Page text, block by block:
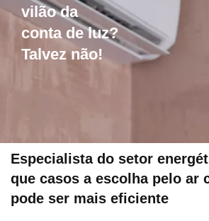
vilão da
conta de luz?
Talvez não!
Especialista do setor
que casos a escolha pelo ar
pode ser mais eficiente